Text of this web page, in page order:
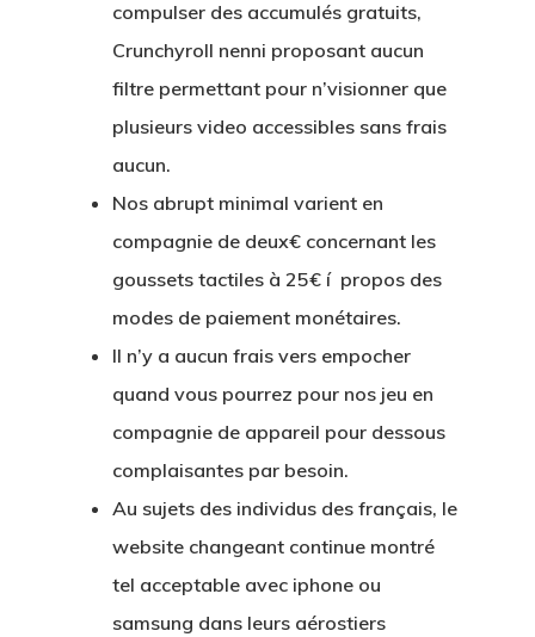
compulser des accumulés gratuits,
Crunchyroll nenni proposant aucun
filtre permettant pour n’visionner que
plusieurs video accessibles sans frais
aucun.
Nos abrupt minimal varient en
compagnie de deux€ concernant les
goussets tactiles à 25€ í propos des
modes de paiement monétaires.
Il n’y a aucun frais vers empocher
quand vous pourrez pour nos jeu en
compagnie de appareil pour dessous
complaisantes par besoin.
Au sujets des individus des français, le
website changeant continue montré
tel acceptable avec iphone ou
samsung dans leurs aérostiers